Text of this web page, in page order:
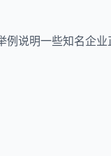
说明一些知名企业